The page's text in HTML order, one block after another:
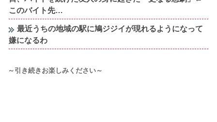
このバイト先…
最近うちの地域の駅に鳩ジジイが現れるようになって
嫌になるわ
～引き続きお楽しみください～